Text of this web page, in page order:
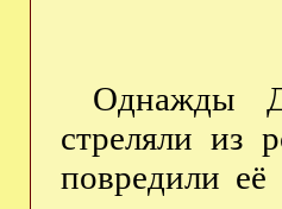
Однажды
стреляли из
повредили